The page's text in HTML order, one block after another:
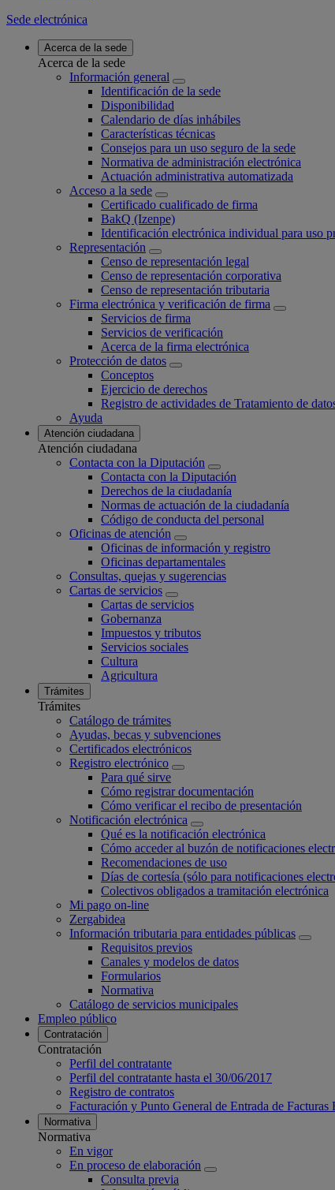
Sede electrónica
Acerca de la sede
Acerca de la sede
Información general
Identificación de la sede
Disponibilidad
Calendario de días inhábiles
Características técnicas
Consejos para un uso seguro de la sede
Normativa de administración electrónica
Actuación administrativa automatizada
Acceso a la sede
Certificado cualificado de firma
BakQ (Izenpe)
Identificación electrónica individual para uso
Representación
Censo de representación legal
Censo de representación corporativa
Censo de representación tributaria
Firma electrónica y verificación de firma
Servicios de firma
Servicios de verificación
Acerca de la firma electrónica
Protección de datos
Conceptos
Ejercicio de derechos
Registro de actividades de Tratamiento de
Ayuda
Atención ciudadana
Atención ciudadana
Contacta con la Diputación
Contacta con la Diputación
Derechos de la ciudadanía
Normas de actuación de la ciudadanía
Código de conducta del personal
Oficinas de atención
Oficinas de información y registro
Oficinas departamentales
Consultas, quejas y sugerencias
Cartas de servicios
Cartas de servicios
Gobernanza
Impuestos y tributos
Servicios sociales
Cultura
Agricultura
Trámites
Trámites
Catálogo de trámites
Ayudas, becas y subvenciones
Certificados electrónicos
Registro electrónico
Para qué sirve
Cómo registrar documentación
Cómo verificar el recibo de presentación
Notificación electrónica
Qué es la notificación electrónica
Cómo acceder al buzón de notificaciones
Recomendaciones de uso
Días de cortesía (sólo para notificaciones
Colectivos obligados a tramitación electrónica
Mi pago on-line
Zergabidea
Información tributaria para entidades públicas
Requisitos previos
Canales y modelos de datos
Formularios
Normativa
Catálogo de servicios municipales
Empleo público
Contratación
Contratación
Perfil del contratante
Perfil del contratante hasta el 30/06/2017
Registro de contratos
Facturación y Punto General de Entrada de Facturas
Normativa
Normativa
En vigor
En proceso de elaboración
Consulta previa